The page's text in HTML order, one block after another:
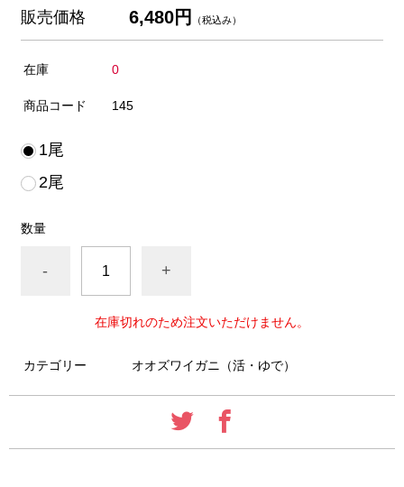
販売価格 6,480円 （税込み）
在庫 0
商品コード 145
1尾
2尾
数量
- +
在庫切れのため注文いただけません。
カテゴリー オオズワイガニ（活・ゆで）